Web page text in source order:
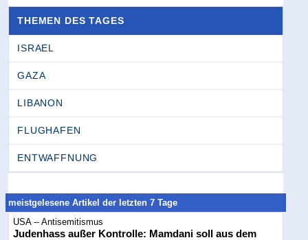
THEMEN DES TAGES
ISRAEL
GAZA
LIBANON
FLUGHAFEN
ENTWAFFNUNG
meistgelesene Artikel der letzten 7 Tage
USA -- Antisemitismus
Judenhass außer Kontrolle: Mamdani soll aus dem